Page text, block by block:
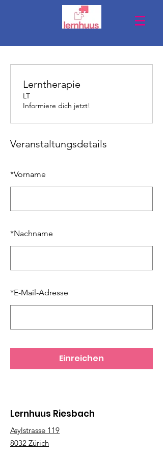
Veranstaltungsdetails
*Vorname
*Nachname
*E-Mail-Adresse
Einreichen
Lerntherapie
LT
Informiere dich jetzt!
Lernhuus Riesbach
Asylstrasse 119
8032 Zürich